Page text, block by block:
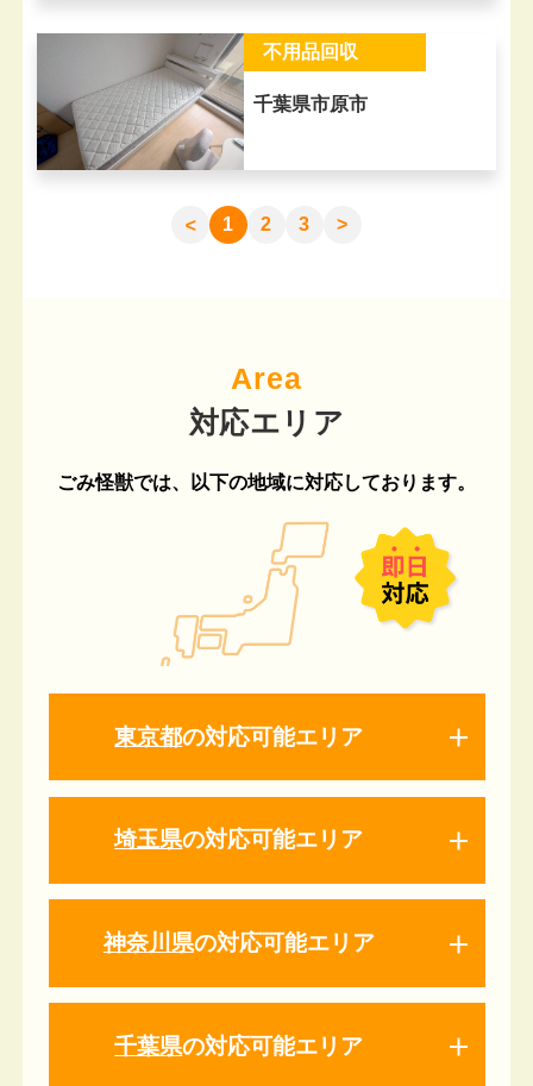
不用品回収
千葉県市原市
> 1 2 3 >
Area
ごみ怪獣では、以下の地域に対応しております。
東京都の対応可能エリア
埼玉県の対応可能エリア
神奈川県の対応可能エリア
千葉県の対応可能エリア